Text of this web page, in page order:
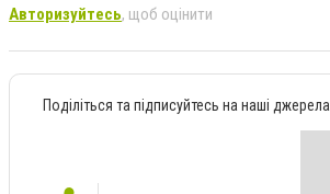
Авторизуйтесь, щоб оцінити
Поділіться та підписуйтесь на наші джерела